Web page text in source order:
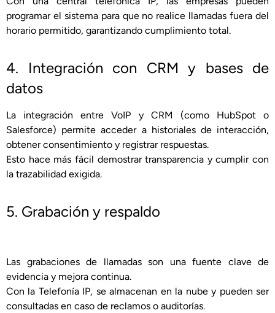
programar el sistema para que no realice llamadas fuera del
horario permitido, garantizando cumplimiento total.
4. Integración con CRM y bases de
datos
La integración entre VoIP y CRM (como HubSpot o
Salesforce) permite acceder a historiales de interacción,
obtener consentimiento y registrar respuestas.
Esto hace más fácil demostrar transparencia y cumplir con
la trazabilidad exigida.
5. Grabación y respaldo
Las grabaciones de llamadas son una fuente clave de
evidencia y mejora continua.
Con la Telefonía IP, se almacenan en la nube y pueden ser
consultadas en caso de reclamos o auditorías.